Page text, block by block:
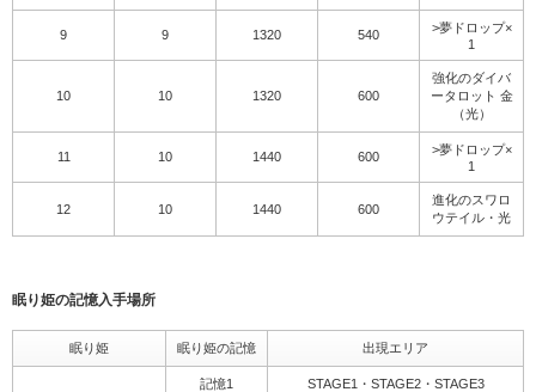
9 9 1320 540
>夢ドロップ×
1
10 10 1320 600
強化のダイバ
ータロット 金
（光）
11 10 1440 600
>夢ドロップ×
1
12 10 1440 600
進化のスワロ
ウテイル・光
眠り姫の記憶入手場所
眠り姫 眠り姫の記憶 出現エリア
記憶1 STAGE1・STAGE2・STAGE3